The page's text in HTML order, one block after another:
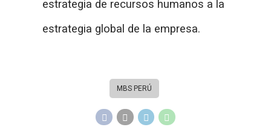
estrategia de recursos humanos a la
estrategia global de la empresa.
MBS PERÚ